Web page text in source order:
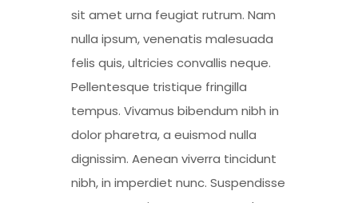
sit amet urna feugiat rutrum. Nam
nulla ipsum, venenatis malesuada
felis quis, ultricies convallis neque.
Pellentesque tristique fringilla
tempus. Vivamus bibendum nibh in
dolor pharetra, a euismod nulla
dignissim. Aenean viverra tincidunt
nibh, in imperdiet nunc. Suspendisse